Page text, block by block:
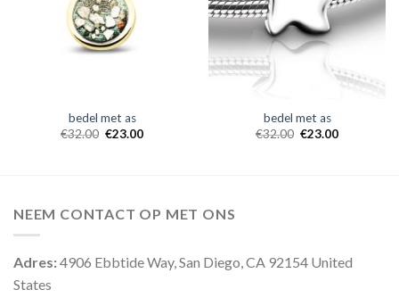
bedel met as
€32.00 €23.00
bedel met as
€32.00 €23.00
NEEM CONTACT OP MET ONS
Adres:4906 Ebbtide Way, San Diego, CA 92154 United
States